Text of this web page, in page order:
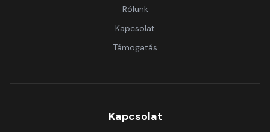
Rólunk
Kapcsolat
Támogatás
Kapcsolat